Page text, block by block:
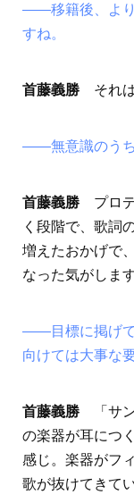
――移籍後、より
すね。
首藤義勝 それ
――無意識のうち
首藤義勝 プロ
く段階で、歌詞
増えたおかげで
なった気がします
――目標に掲げて
向けては大事な
首藤義勝
「サ
の楽器が耳につ
感じ。楽器がフ
歌が抜けてきて